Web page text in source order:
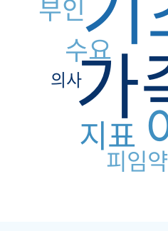
가
지표
수요
부인
피임약
의사